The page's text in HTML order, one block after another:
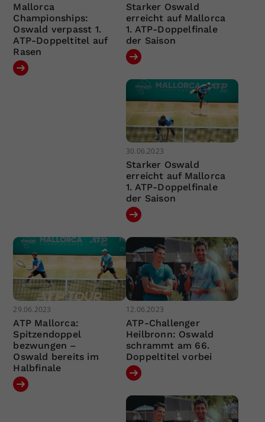
Mallorca
Championships:
Oswald verpasst 1.
ATP-Doppeltitel auf
Rasen
Starker Oswald
erreicht auf Mallorca
1. ATP-Doppelfinale
der Saison
30.06.2023
Starker Oswald
erreicht auf Mallorca
1. ATP-Doppelfinale
der Saison
29.06.2023
ATP Mallorca:
Spitzendoppel
bezwungen –
Oswald bereits im
Halbfinale
12.06.2023
ATP-Challenger
Heilbronn: Oswald
schrammt am 66.
Doppeltitel vorbei